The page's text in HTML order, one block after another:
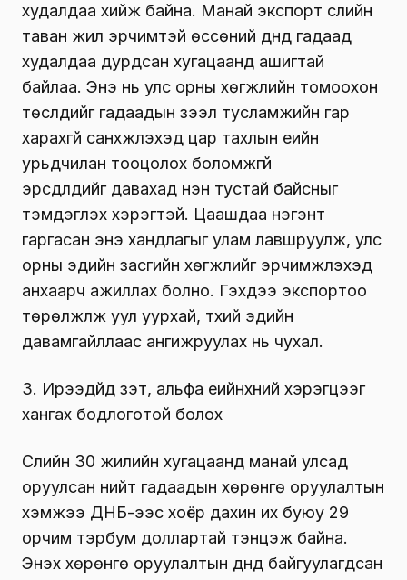
худалдаа хийж байна. Манай экспорт сүүлийн
таван жил эрчимтэй өссөний дүнд гадаад
худалдаа дурдсан хугацаанд ашигтай
байлаа. Энэ нь улс орны хөгжлийн томоохон
төслүүдийг гадаадын зээл тусламжийн гар
харахгүй санхүүжүүлэхэд цар тахлын үеийн
урьдчилан тооцолох боломжгүй
эрсдлүүдийг давахад нэн тустай байсныг
тэмдэглэх хэрэгтэй. Цаашдаа нэгэнт
гаргасан энэ хандлагыг улам лавшруулж, улс
орны эдийн засгийн хөгжлийг эрчимжүүлэхэд
анхаарч ажиллах болно. Гэхдээ экспортоо
төрөлжүүлж уул уурхай, түүхий эдийн
давамгайллаас ангижруулах нь чухал.
3. Ирээдүйд зэт, альфа үеийнхний хэрэгцээг
хангах бодлоготой болох
Сүүлийн 30 жилийн хугацаанд манай улсад
оруулсан нийт гадаадын хөрөнгө оруулалтын
хэмжээ ДНБ-ээс хоёр дахин их буюу 29
орчим тэрбум доллартай тэнцэж байна.
Энэхүү хөрөнгө оруулалтын дүнд байгуулагдсан